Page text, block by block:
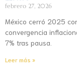
febrero 27, 2026
México cerró 2025
convergencia
7% tras pausa.
Leer más »